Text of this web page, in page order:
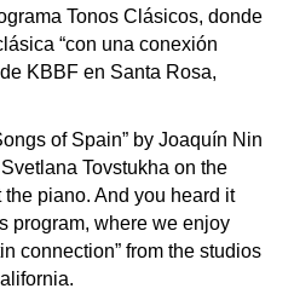
Tonos Clásicos, donde
“con una conexión
KBBF en Santa Rosa,
of Spain” by Joaquín Nin
Tovstukha on the
piano. And you heard it
program, where we enjoy
connection” from the studios